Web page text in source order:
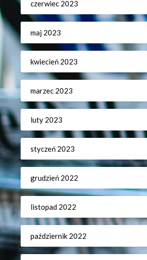
czerwiec 2023
maj 2023
kwiecień 2023
marzec 2023
luty 2023
styczeń 2023
grudzień 2022
listopad 2022
październik 2022